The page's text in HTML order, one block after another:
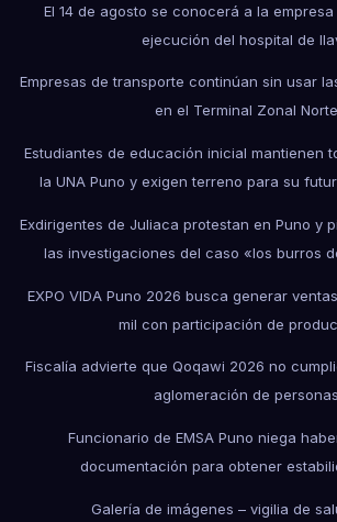
El 14 de agosto se conocerá a la
ejecución del hospital de
Empresas de transporte continúan sin usar
en el Terminal Zonal Norte
Estudiantes de educación inicial mantienen
la UNA Puno y exigen terreno para su
Exdirigentes de Juliaca protestan en Puno y
las investigaciones del caso «los burros
EXPO VIDA Puno 2026 busca generar
mil con participación de
Fiscalía advierte que Qoqawi 2026 no
aglomeración de personas
Funcionario de EMSA Puno niega
documentación para obtener
Galería de imágenes – vigilia de